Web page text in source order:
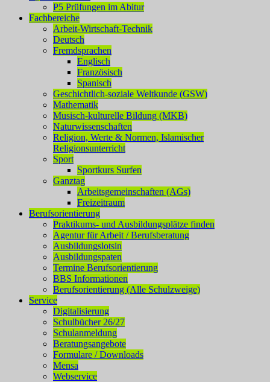
P5 Prüfungen im Abitur
Fachbereiche
Arbeit-Wirtschaft-Technik
Deutsch
Fremdsprachen
Englisch
Französisch
Spanisch
Geschichtlich-soziale Weltkunde (GSW)
Mathematik
Musisch-kulturelle Bildung (MKB)
Naturwissenschaften
Religion, Werte & Normen, Islamischer
Religionsunterricht
Sport
Sportkurs Surfen
Ganztag
Arbeitsgemeinschaften (AGs)
Freizeitraum
Berufsorientierung
Praktikums- und Ausbildungsplätze finden
Agentur für Arbeit / Berufsberatung
Ausbildungslotsin
Ausbildungspaten
Termine Berufsorientierung
BBS Informationen
Berufsorientierung (Alle Schulzweige)
Service
Digitalisierung
Schulbücher 26/27
Schulanmeldung
Beratungsangebote
Formulare / Downloads
Mensa
Webservice